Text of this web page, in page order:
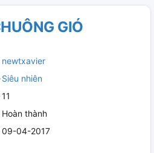
GIÓ
newtxavier
Siêu nhiên
11
Hoàn thành
09-04-2017